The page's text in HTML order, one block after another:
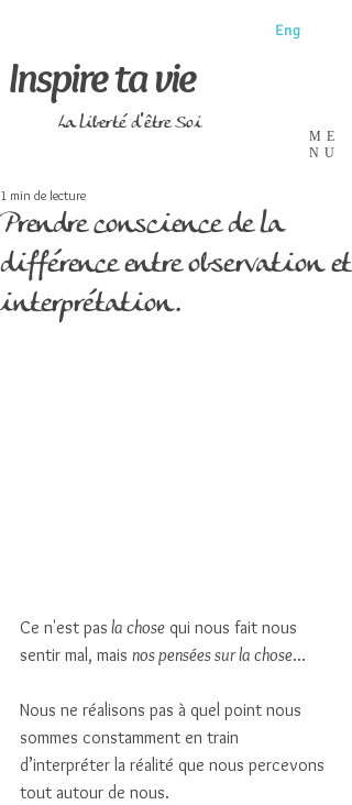
Inspire ta vie
La liberté d'être Soi
ME
NU
Eng
Prendre conscience de la
différence entre observation et
interprétation.
1 min de lecture
Ce n'est pas la chose qui nous fait nous
sentir mal, mais nos pensées sur la chose...
Nous ne réalisons pas à quel point nous
sommes constamment en train
d’interpréter la réalité que nous percevons
tout autour de nous.